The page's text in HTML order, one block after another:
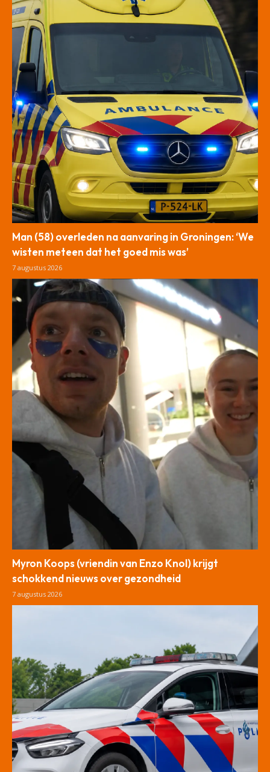
Man (58) overleden na aanvaring in Groningen: ‘We
wisten meteen dat het goed mis was’
7 augustus 2026
Myron Koops (vriendin van Enzo Knol) krijgt
schokkend nieuws over gezondheid
7 augustus 2026